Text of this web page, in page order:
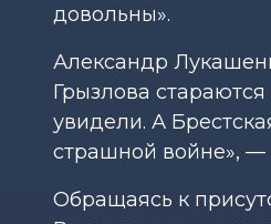
довольны».
Александр
Грызлова
увидели. А
страшной войне», —
Обращаясь к